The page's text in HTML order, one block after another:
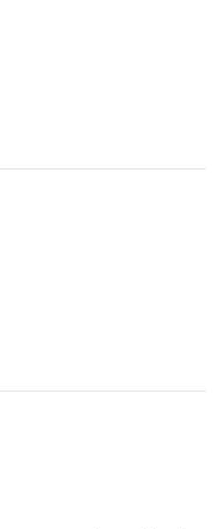
i del Consell, del 27 de